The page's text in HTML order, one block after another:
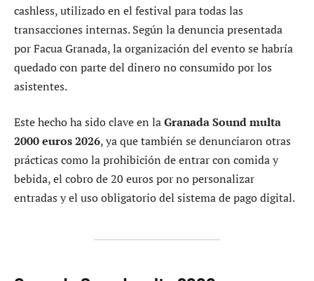
cashless, utilizado en el festival para todas las
transacciones internas. Según la denuncia presentada
por Facua Granada, la organización del evento se habría
quedado con parte del dinero no consumido por los
asistentes.
Este hecho ha sido clave en laGranada Sound multa
2000 euros 2026, ya que también se denunciaron otras
prácticas como la prohibición de entrar con comida y
bebida, el cobro de 20 euros por no personalizar
entradas y el uso obligatorio del sistema de pago digital.